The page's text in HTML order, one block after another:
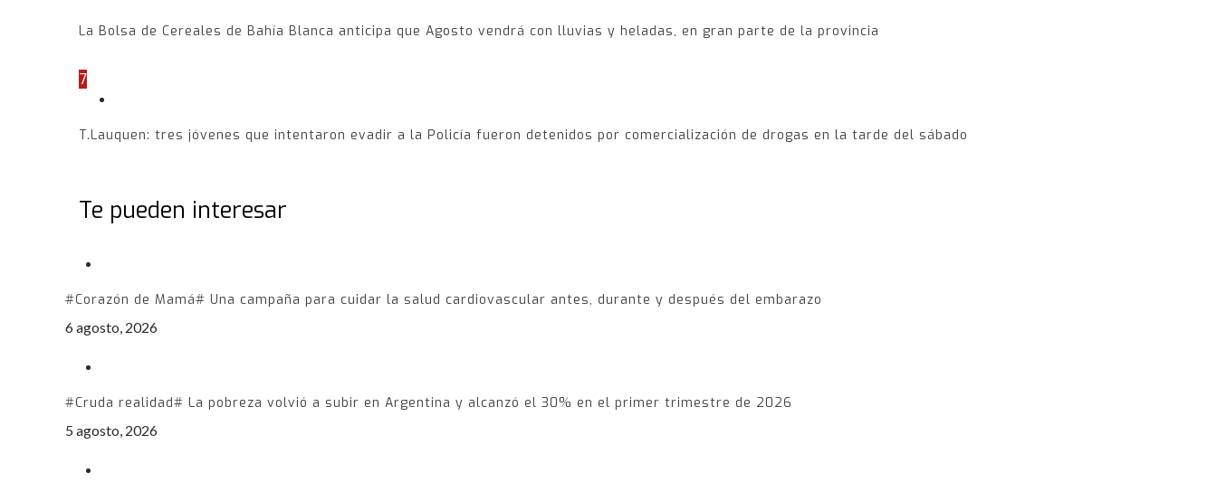
La Bolsa de Cereales de Bahía Blanca anticipa que Agosto vendrá con lluvias y heladas, en gran parte de la provincia
7
T.Lauquen: tres jóvenes que intentaron evadir a la Policía fueron detenidos por comercialización de drogas en la tarde del sábado
Te pueden interesar
#Corazón de Mamá# Una campaña para cuidar la salud cardiovascular antes, durante y después del embarazo
6 agosto, 2026
#Cruda realidad# La pobreza volvió a subir en Argentina y alcanzó el 30% en el primer trimestre de 2026
5 agosto, 2026